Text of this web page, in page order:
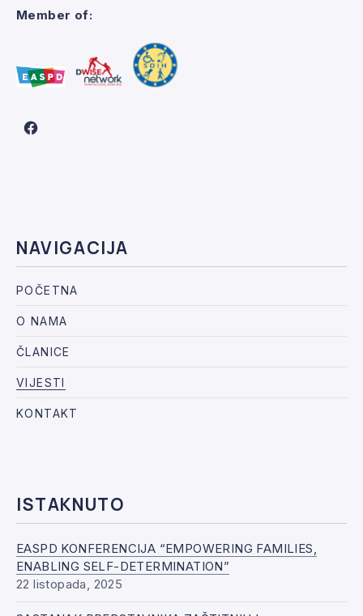
Member of:
New Window
NAVIGACIJA
POČETNA
O NAMA
ČLANICE
VIJESTI
KONTAKT
ISTAKNUTO
EASPD KONFERENCIJA “EMPOWERING FAMILIES,
ENABLING SELF-DETERMINATION”
22 listopada, 2025